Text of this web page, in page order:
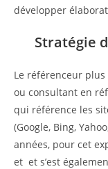
développer
Stratégie
Le référenceur
ou consultant en
qui référence les
(Google, Bing,
années, pour cet
et et s’est